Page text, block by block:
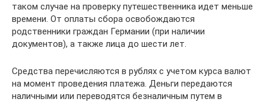
таком случае на проверку путешественника идет меньше
времени. От оплаты сбора освобождаются
родственники граждан Германии (при наличии
документов), а также лица до шести лет.
Средства перечисляются в рублях с учетом курса валют
на момент проведения платежа. Деньги передаются
наличными или переводятся безналичным путем в